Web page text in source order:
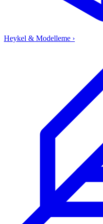
Heykel & Modelleme ›